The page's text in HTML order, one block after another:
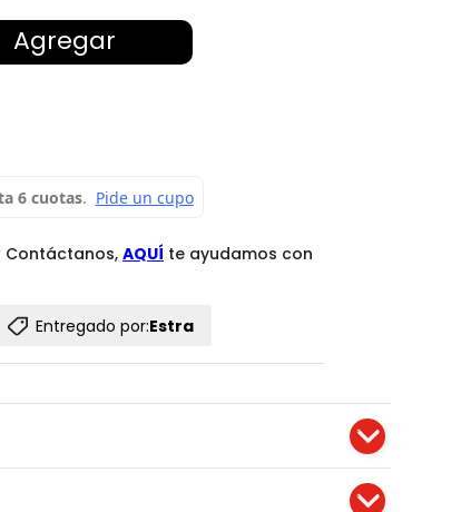
Agregar
Contáctanos,AQUÍ te ayudamos con
Entregado por:Estra